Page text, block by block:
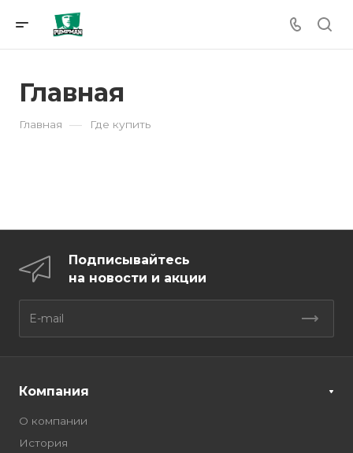
Главная
Главная — Где купить
Подписывайтесь
на новости и акции
Компания
О компании
История